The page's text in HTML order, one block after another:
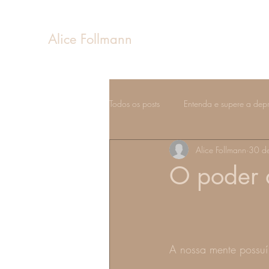
Alice Follmann
Todos os posts Entenda e supere a
Sentimentos e emoções Estados
O poder
Alice Follmann 30
A nossa mente